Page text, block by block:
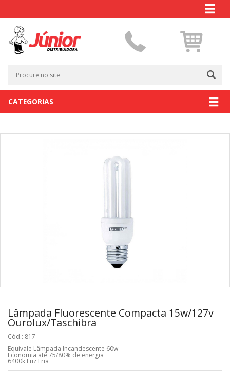
CATEGORIAS
Lâmpada Fluorescente Compacta 15w/127v
Ourolux/Taschibra
Cód.: 817
Equivale Lâmpada Incandescente 60w
Economia até 75/80% de energia
6400k Luz Fria